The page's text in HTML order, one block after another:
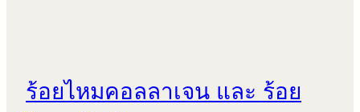
ร้อยไหมคอลลาเจน และ ร้อย